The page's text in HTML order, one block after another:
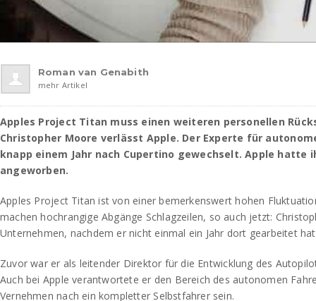
Roman van Genabith
mehr Artikel
Apples Project Titan muss einen weiteren personellen
Christopher Moore verlässt Apple. Der Experte für
knapp einem Jahr nach Cupertino gewechselt. Apple hatte
angeworben.
Apples Project Titan ist von einer bemerkenswert hohen
machen hochrangige Abgänge Schlagzeilen, so auch jetzt:
Unternehmen, nachdem er nicht einmal ein Jahr dort gearbeitet
Zuvor war er als leitender Direktor für die Entwicklung des
Auch bei Apple verantwortete er den Bereich des autonomen
Vernehmen nach ein kompletter Selbstfahrer sein.